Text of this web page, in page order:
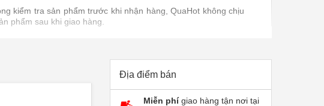
kiểm tra sản phẩm trước khi nhận hàng, QuaHot không chịu
phẩm sau khi giao hàng.
chỉ chấp nhận đổi SP nếu do lỗi nhà sản xuất.
Địa điểm bán
Miễn phígiao hàng tận nơi tại